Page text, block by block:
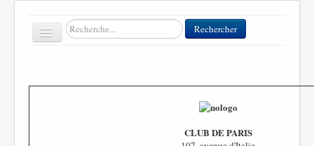
Toggle
Rechercher Rechercher
CLUB DE PARIS